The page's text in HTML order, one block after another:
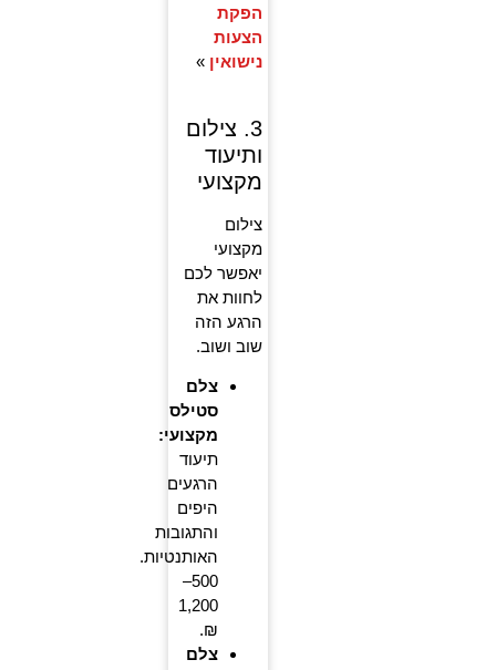
הפקת
הצעות
נישואין »
3. צילום
ותיעוד
מקצועי
צילום
מקצועי
יאפשר לכם
לחוות את
הרגע הזה
שוב ושוב.
צלם
סטילס
מקצועי:
תיעוד
הרגעים
היפים
והתגובות
האותנטיות.
500–
1,200
₪.
צלם